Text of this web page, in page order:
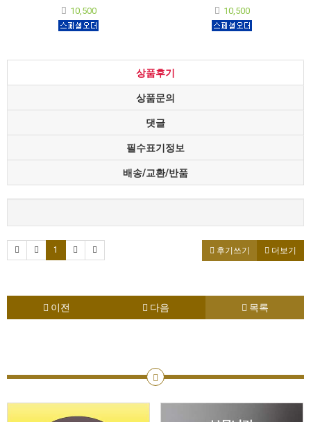
사용하여 제작한 완벽재현 상품입니다.
10,500
사용하여 제작한 완벽재현 상품입니다.
10,500
상품후기
상품문의
댓글
필수표기정보
배송/교환/반품
1 후기쓰기 더보기
이전 다음 목록